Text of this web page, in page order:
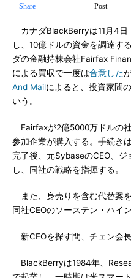
Share Post
カナダBlackBerryは11月4日
し、10億ドルの資金を調達す
ダの金融持株会社Fairfax
による買収で一度は合意した
And Mailによると、投資家間
いう。
Fairfaxが2億5000万ドルの
参加企業が購入する。手続き
完了後、元SybaseのCEO、
し、同社の戦略を指揮する。
また、身売りを含む代替案
同社CEOのソーステン・ハイ
新CEOを探す間、チェン会
BlackBerryは1984年、